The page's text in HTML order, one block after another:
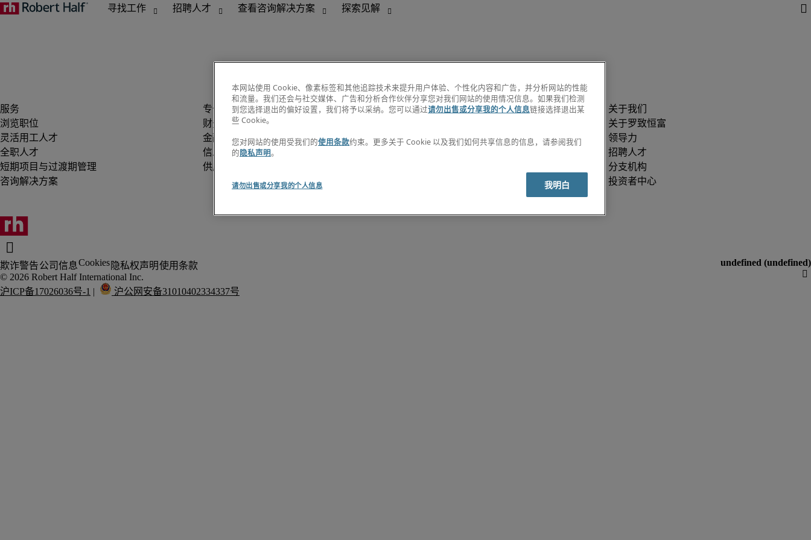
浏览职位
灵活用工人才
全职人才
短期项目与过渡期管理
咨询解决方案
财务与会计
金融服务
信息技术
供应链与采购
职位目录
关于罗致恒富
领导力
招聘人才
分支机构
投资者中心
欺诈警告公司信息Cookies 隐私权声明使用条款
沪ICP备17026036号-1 | 沪公网安备31010402334337号
本网站使用 Cookie、像素标签和其他追踪技术来提升用户体验、个性化内容和广告，并分析网站的性能
和流量。我们还会与社交媒体、广告和分析合作伙伴分享您对我们网站的使用情况信息。如果我们检测
到您选择退出的偏好设置，我们将予以采纳。您可以通过请勿出售或分享我的个人信息链接选择退出某
些 Cookie。
您对网站的使用受我们的使用条款约束。更多关于 Cookie 以及我们如何共享信息的信息，请参阅我们
的隐私声明。
请勿出售或分享我的个人信息 我明白